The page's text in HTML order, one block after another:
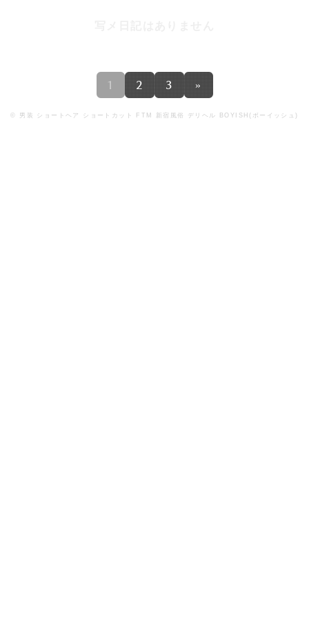
1 2 3 »
© 男装 ショートヘア ショートカット FTM 新宿風俗 デリヘル BOYISH(ボーイッシュ)